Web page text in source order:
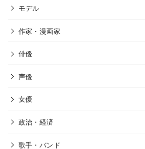
モデル
作家・漫画家
俳優
声優
女優
政治・経済
歌手・バンド